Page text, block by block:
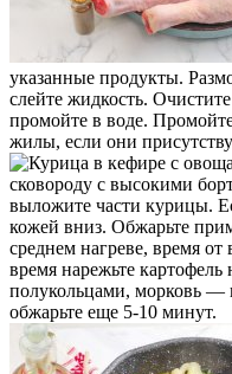
указанные продукты.
слейте жидкость.
промойте в воде.
жилы, если они
сковороду с высокими
выложите части курицы.
кожей вниз. Обжарьте
среднем нагреве, время
время нарежьте
полукольцами, морковь —
обжарьте еще 5-10 минут.